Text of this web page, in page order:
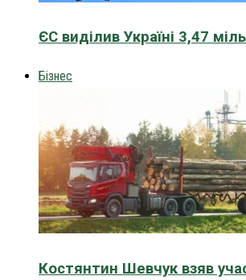
ЄС виділив Україні 3,47
Бізнес
Костянтин Шевчук взяв